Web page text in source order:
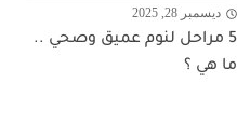
ديسمبر 28, 2025
5 مراحل لنوم عميق وصحي ..
ما هي ؟